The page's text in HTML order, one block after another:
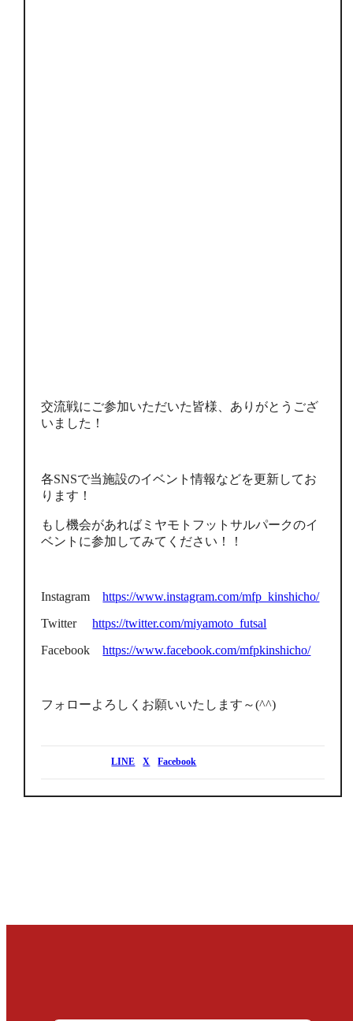
交流戦にご参加いただいた皆様、ありがとうござ
いました！
各SNSで当施設のイベント情報などを更新してお
ります！
もし機会があればミヤモトフットサルパークのイ
ベントに参加してみてください！！
Instagramhttps://www.instagram.com/mfp_kinshicho/
Twitterhttps://twitter.com/miyamoto_futsal
Facebookhttps://www.facebook.com/mfpkinshicho/
フォローよろしくお願いいたします～(^^)
LINE X Facebook